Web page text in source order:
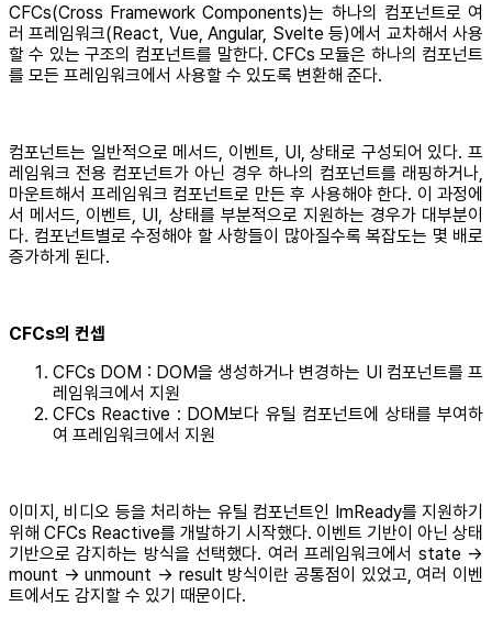
CFCs(Cross Framework Components)는 하나의 컴포넌트로 여
러 프레임워크(React, Vue, Angular, Svelte 등)에서 교차해서 사용
할 수 있는 구조의 컴포넌트를 말한다. CFCs 모듈은 하나의 컴포넌트
를 모든 프레임워크에서 사용할 수 있도록 변환해 준다.
컴포넌트는 일반적으로 메서드, 이벤트, UI, 상태로 구성되어 있다. 프
레임워크 전용 컴포넌트가 아닌 경우 하나의 컴포넌트를 래핑하거나,
마운트해서 프레임워크 컴포넌트로 만든 후 사용해야 한다. 이 과정에
서 메서드, 이벤트, UI, 상태를 부분적으로 지원하는 경우가 대부분이
다. 컴포넌트별로 수정해야 할 사항들이 많아질수록 복잡도는 몇 배로
증가하게 된다.
CFCs의 컨셉
CFCs DOM : DOM을 생성하거나 변경하는 UI 컴포넌트를 프
레임워크에서 지원
CFCs Reactive : DOM보다 유틸 컴포넌트에 상태를 부여하
여 프레임워크에서 지원
이미지, 비디오 등을 처리하는 유틸 컴포넌트인 ImReady를 지원하기
위해 CFCs Reactive를 개발하기 시작했다. 이벤트 기반이 아닌 상태
기반으로 감지하는 방식을 선택했다. 여러 프레임워크에서 state →
mount → unmount → result 방식이란 공통점이 있었고, 여러 이벤
트에서도 감지할 수 있기 때문이다.